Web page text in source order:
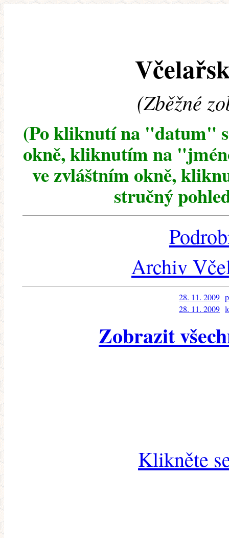
(Zběžné
(Po kliknutí na "datum"
okně, kliknutím na
ve zvláštním okně,
stručný
Archiv
28. 11. 2009
28. 11. 2009
Zobrazit
Klikněte